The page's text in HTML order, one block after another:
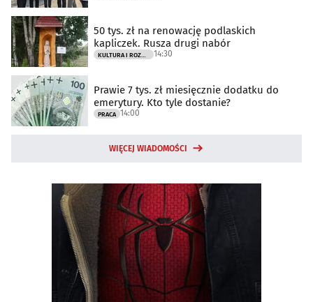
50 tys. zł na renowację podlaskich
kapliczek. Rusza drugi nabór
14:30
Prawie 7 tys. zł miesięcznie dodatku do
emerytury. Kto tyle dostanie?
PRACA 14:00
WIĘCEJ WIADOMOŚCI